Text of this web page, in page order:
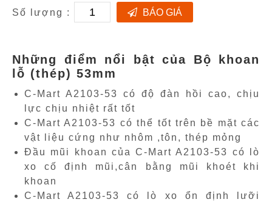
Số lượng : BÁO GIÁ
Những điểm nổi bật của Bộ khoan
lỗ (thép) 53mm
C-Mart A2103-53 có độ đàn hồi cao, chịu
lực chịu nhiệt rất tốt
C-Mart A2103-53 có thể tốt trên bề mặt các
vật liệu cứng như nhôm ,tôn, thép mỏng
Đầu mũi khoan của C-Mart A2103-53 có lò
xo cố định mũi,cân bằng mũi khoét khi
khoan
C-Mart A2103-53 có lò xo ổn định lưỡi